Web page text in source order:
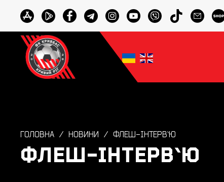
ГОЛОВНА НОВИНИ ФЛЕШ-ІНТЕРВ`Ю
ФЛЕШ-ІНТЕРВ`Ю